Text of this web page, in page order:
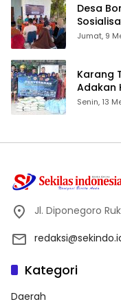
Desa
ID
Jumat, 9
Karang
Adakan
Dhuafa
Senin, 13
Jl. Diponegoro
Kategori
Daerah